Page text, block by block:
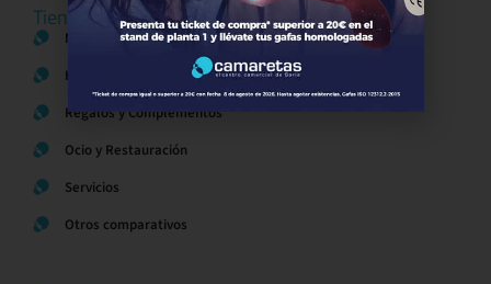
Tiendas
Moda
Hogar y Alimentación
Regalos y Complementos
Ocio y Restauración
Servicios
Otros comparativos